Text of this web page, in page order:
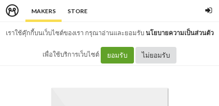
MAKERS STORE
เราใช้คุ๊กกี้บนเว็บไซต์ของเรา กรุณาอ่านและยอมรับนโยบายความเป็นส่วนตัว
เพื่อใช้บริการเว็บไซต์ ยอมรับ ไม่ยอมรับ